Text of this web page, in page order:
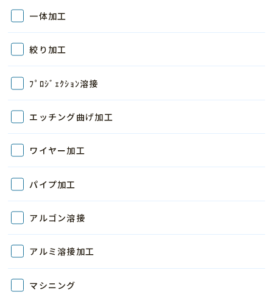
一体加工
絞り加工
ﾌﾟﾛｼﾞｪｸｼｮﾝ溶接
エッチング曲げ加工
ワイヤー加工
パイプ加工
アルゴン溶接
アルミ溶接加工
マシニング